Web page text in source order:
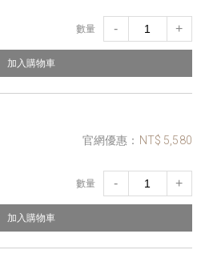
數量 - +
加入購物車
官網優惠： NT$ 5,580
數量 - +
加入購物車